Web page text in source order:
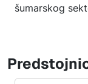
šumarskog